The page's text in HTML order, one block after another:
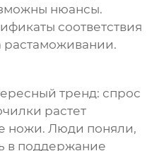
нюансы.
соответствия
тренд: спрос
растет
ножи. Люди поняли,
в поддержание